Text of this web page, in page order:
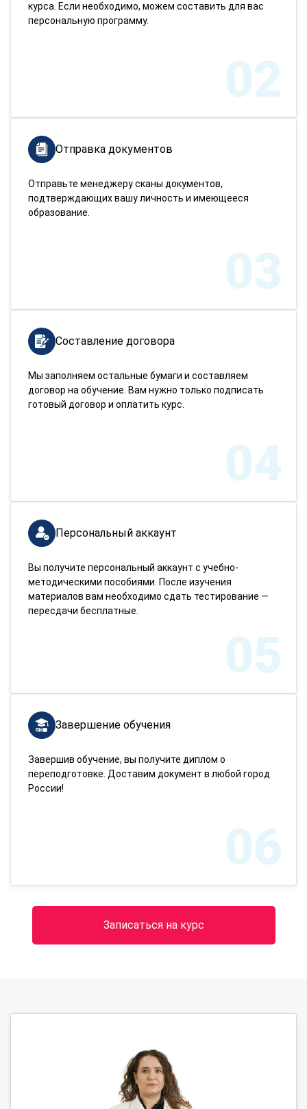
курса. Если необходимо, можем составить для вас
персональную программу.
02
Отправка документов
Отправьте менеджеру сканы документов,
подтверждающих вашу личность и имеющееся
образование.
03
Составление договора
Мы заполняем остальные бумаги и составляем
договор на обучение. Вам нужно только подписать
готовый договор и оплатить курс.
04
Персональный аккаунт
Вы получите персональный аккаунт с учебно-
методическими пособиями. После изучения
материалов вам необходимо сдать тестирование —
пересдачи бесплатные.
05
Завершение обучения
Завершив обучение, вы получите диплом о
переподготовке. Доставим документ в любой город
России!
06
Записаться на курс